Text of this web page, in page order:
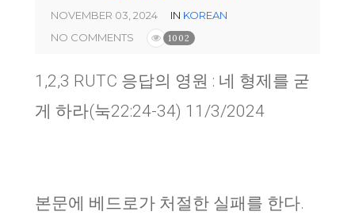
NOVEMBER 03, 2024
IN KOREAN
NO COMMENTS
1002
1,2,3 RUTC 응답의 영원 : 네 형제를 굳
게 하라(눅22:24-34) 11/3/2024
본문에 베드로가 처절한 실패를 한다.